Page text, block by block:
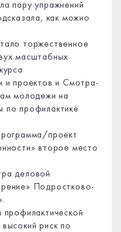
пару упражнений
как можно
торжественное
масштабных
и проектов и Смотра-
молодежи на
по профилактике
проект
второе место
деловой
Подростково-
риск по